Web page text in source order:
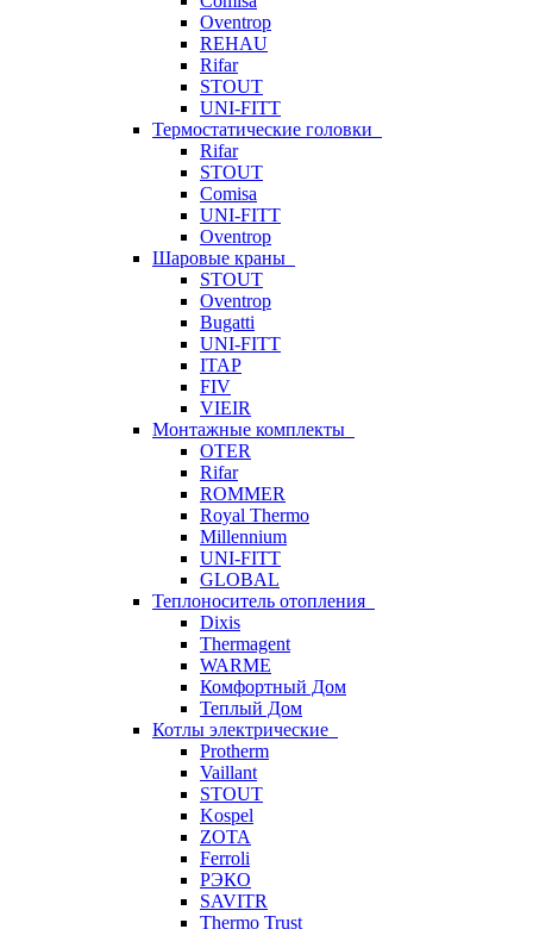
Oventrop
REHAU
Rifar
STOUT
UNI-FITT
Термостатические головки
Rifar
STOUT
Comisa
UNI-FITT
Oventrop
Шаровые краны
STOUT
Oventrop
Bugatti
UNI-FITT
ITAP
FIV
VIEIR
Монтажные комплекты
OTER
Rifar
ROMMER
Royal Thermo
Millennium
UNI-FITT
GLOBAL
Теплоноситель отопления
Dixis
Thermagent
WARME
Комфортный Дом
Теплый Дом
Котлы электрические
Protherm
Vaillant
STOUT
Kospel
ZOTA
Ferroli
РЭКО
SAVITR
Thermo Trust